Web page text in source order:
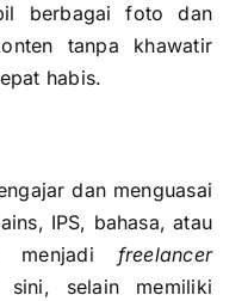
berbagai foto dan
tanpa khawatir
habis.
dan menguasai
IPS, bahasa, atau
menjadi freelancer
selain memiliki